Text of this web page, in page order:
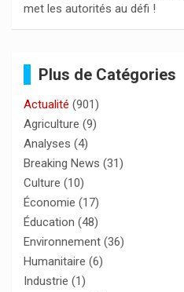
met les autorités au défi !
Plus de Catégories
Actualité (901)
Agriculture (9)
Analyses (4)
Breaking News (31)
Culture (10)
Économie (17)
Éducation (48)
Environnement (36)
Humanitaire (6)
Industrie (1)